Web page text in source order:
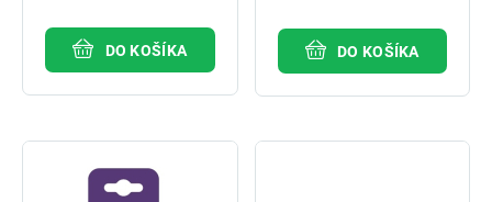
DO KOŠÍKA DO KOŠÍKA